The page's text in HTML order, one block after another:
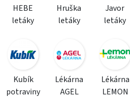
HEBE
letáky
Hruška
letáky
Javor
letáky
Kubík
potraviny
Lékárna
AGEL
Lékárna
LEMON